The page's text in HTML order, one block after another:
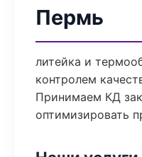
Пермь
литейка и
контролем
Принимаем КД
оптимизировать